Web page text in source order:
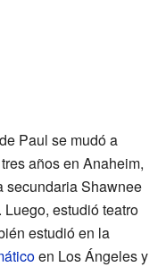
Paul se mudó a
años en Anaheim,
secundaria Shawnee
estudió teatro
estudió en la
en Los Ángeles y